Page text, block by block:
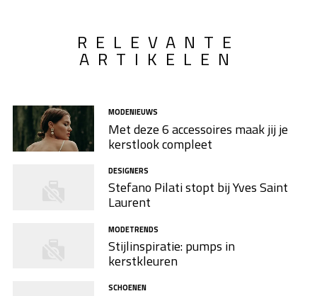
RELEVANTE
ARTIKELEN
MODENIEUWS
Met deze 6 accessoires maak jij je
kerstlook compleet
DESIGNERS
Stefano Pilati stopt bij Yves Saint
Laurent
MODETRENDS
Stijlinspiratie: pumps in
kerstkleuren
SCHOENEN